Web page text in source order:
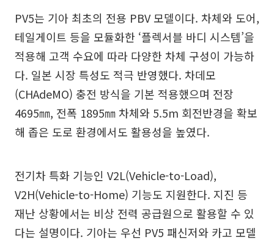
PV5는 기아 최초의 전용 PBV 모델이다. 차체와 도어,
테일게이트 등을 모듈화한 ‘플렉서블 바디 시스템’을
적용해 고객 수요에 따라 다양한 차체 구성이 가능하
다. 일본 시장 특성도 적극 반영했다. 차데모
(CHAdeMO) 충전 방식을 기본 적용했으며 전장
4695㎜, 전폭 1895㎜ 차체와 5.5m 회전반경을 확보
해 좁은 도로 환경에서도 활용성을 높였다.
전기차 특화 기능인 V2L(Vehicle-to-Load),
V2H(Vehicle-to-Home) 기능도 지원한다. 지진 등
재난 상황에서는 비상 전력 공급원으로 활용할 수 있
다는 설명이다. 기아는 우선 PV5 패신저와 카고 모델